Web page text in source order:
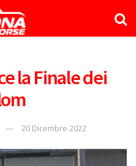
la Finale dei
20 Dicembre 2022